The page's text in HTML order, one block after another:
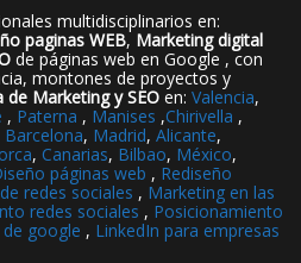
multidisciplinarios en:
paginas WEB, Marketing digital
de páginas web en Google , con
montones de proyectos y
de Marketing y SEO en:Valencia,
, Paterna , Manises ,Chirivella ,
Barcelona, Madrid,Alicante,
, Canarias, Bilbao, México,
páginas web , Rediseño
redes sociales , Marketing en las
redes sociales , Posicionamiento
google , LinkedIn para empresas